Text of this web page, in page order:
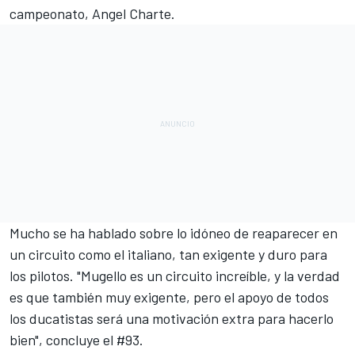
campeonato, Angel Charte.
Mucho se ha hablado sobre lo idóneo de reaparecer en
un circuito como el italiano, tan exigente y duro para
los pilotos. "Mugello es un circuito increíble, y la verdad
es que también muy exigente, pero el apoyo de todos
los ducatistas será una motivación extra para hacerlo
bien", concluye el #93.